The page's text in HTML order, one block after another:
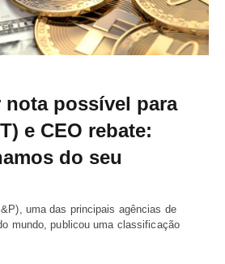
nota possível para
e CEO rebate:
do seu
uma das principais agências de
mundo, publicou uma classificação